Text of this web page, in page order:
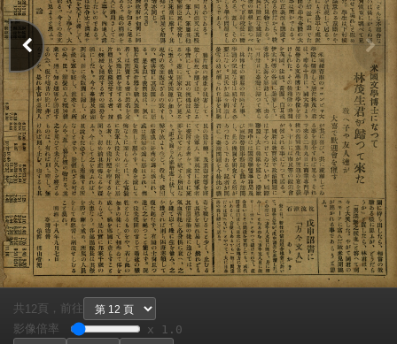
共 12頁， 前往
影像倍率
x 1.0